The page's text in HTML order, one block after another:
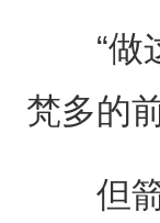
“做这
梵多的
但箭